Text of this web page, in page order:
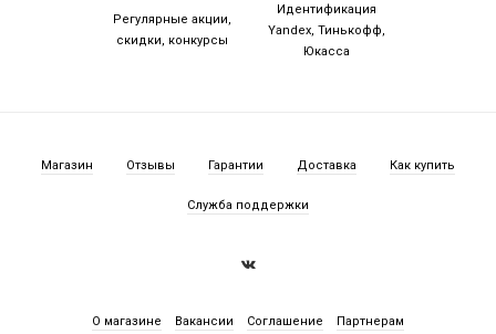
Регулярные акции,
скидки, конкурсы
Идентификация
Yandex, Тинькофф,
Юкасса
Магазин Отзывы Гарантии Доставка Как купить
Служба поддержки
О магазине Вакансии Соглашение Партнерам